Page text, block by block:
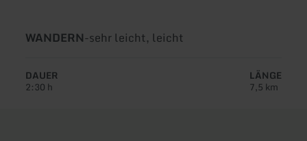
Art
Tour:
WANDERN-Schwierigkeit:
sehr leicht, leicht
DAUER
2:30 h
LÄNGE
7,5 km